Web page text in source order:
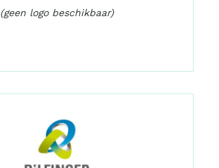
(geen logo beschikbaar)